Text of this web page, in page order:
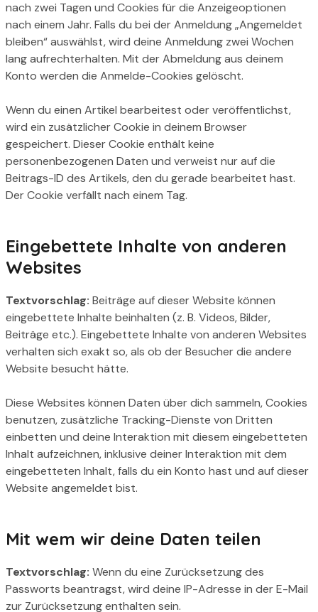
nach zwei Tagen und Cookies für die Anzeigeoptionen
nach einem Jahr. Falls du bei der Anmeldung „Angemeldet
bleiben“ auswählst, wird deine Anmeldung zwei Wochen
lang aufrechterhalten. Mit der Abmeldung aus deinem
Konto werden die Anmelde-Cookies gelöscht.
Wenn du einen Artikel bearbeitest oder veröffentlichst,
wird ein zusätzlicher Cookie in deinem Browser
gespeichert. Dieser Cookie enthält keine
personenbezogenen Daten und verweist nur auf die
Beitrags-ID des Artikels, den du gerade bearbeitet hast.
Der Cookie verfällt nach einem Tag.
Eingebettete Inhalte von anderen
Websites
Textvorschlag: Beiträge auf dieser Website können
eingebettete Inhalte beinhalten (z. B. Videos, Bilder,
Beiträge etc.). Eingebettete Inhalte von anderen Websites
verhalten sich exakt so, als ob der Besucher die andere
Website besucht hätte.
Diese Websites können Daten über dich sammeln, Cookies
benutzen, zusätzliche Tracking-Dienste von Dritten
einbetten und deine Interaktion mit diesem eingebetteten
Inhalt aufzeichnen, inklusive deiner Interaktion mit dem
eingebetteten Inhalt, falls du ein Konto hast und auf dieser
Website angemeldet bist.
Mit wem wir deine Daten teilen
Textvorschlag: Wenn du eine Zurücksetzung des
Passworts beantragst, wird deine IP-Adresse in der E-Mail
zur Zurücksetzung enthalten sein.